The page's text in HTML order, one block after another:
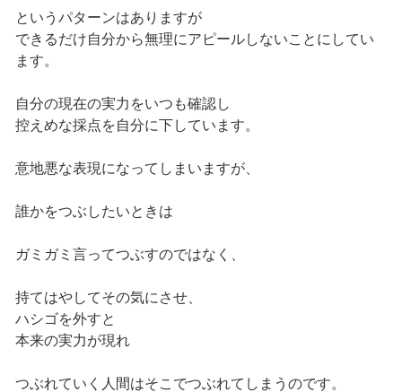
というパターンはありますが
できるだけ自分から無理にアピールしないことにしてい
ます。
自分の現在の実力をいつも確認し
控えめな採点を自分に下しています。
意地悪な表現になってしまいますが、
誰かをつぶしたいときは
ガミガミ言ってつぶすのではなく、
持てはやしてその気にさせ、
ハシゴを外すと
本来の実力が現れ
つぶれていく人間はそこでつぶれてしまうのです。